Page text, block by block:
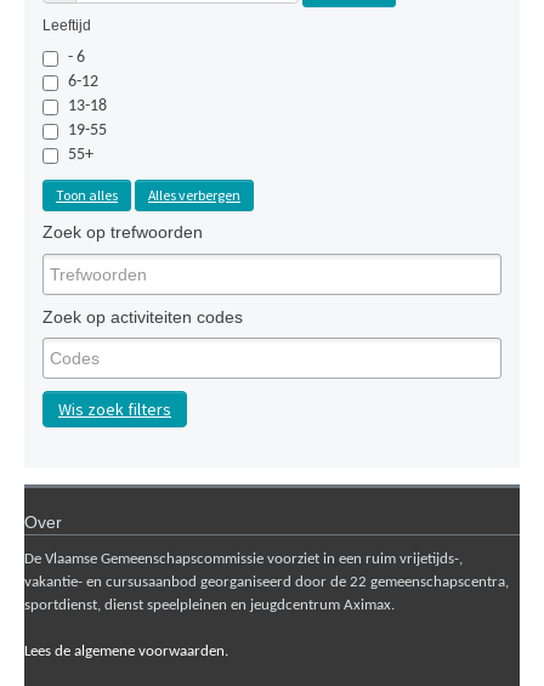
Leeftijd
- 6
6-12
13-18
19-55
55+
Toon alles Alles verbergen
Zoek op trefwoorden
Zoek op activiteiten codes
Wis zoek filters
Over
De Vlaamse Gemeenschapscommissie voorziet in een ruim vrijetijds-,
vakantie- en cursusaanbod georganiseerd door de 22 gemeenschapscentra,
sportdienst, dienst speelpleinen en jeugdcentrum Aximax.
Lees de algemene voorwaarden.